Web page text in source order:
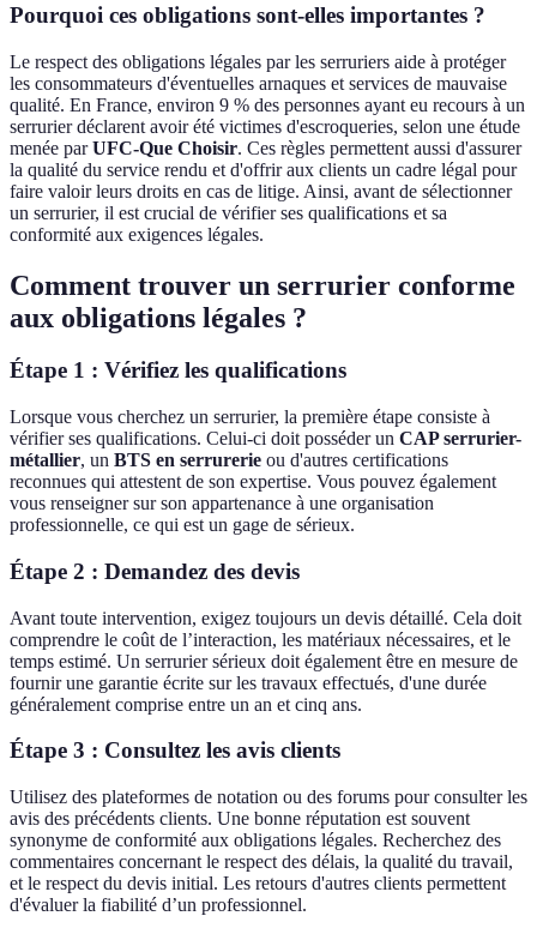
Pourquoi ces obligations sont-elles importantes ?
Le respect des obligations légales par les serruriers aide à protéger
les consommateurs d'éventuelles arnaques et services de mauvaise
qualité. En France, environ 9 % des personnes ayant eu recours à un
serrurier déclarent avoir été victimes d'escroqueries, selon une étude
menée parUFC-Que Choisir. Ces règles permettent aussi d'assurer
la qualité du service rendu et d'offrir aux clients un cadre légal pour
faire valoir leurs droits en cas de litige. Ainsi, avant de sélectionner
un serrurier, il est crucial de vérifier ses qualifications et sa
conformité aux exigences légales.
Comment trouver un serrurier conforme
aux obligations légales ?
Étape 1 : Vérifiez les qualifications
Lorsque vous cherchez un serrurier, la première étape consiste à
vérifier ses qualifications. Celui-ci doit posséder un CAP serrurier-
métallier, un BTS en serrurerie ou d'autres certifications
reconnues qui attestent de son expertise. Vous pouvez également
vous renseigner sur son appartenance à une organisation
professionnelle, ce qui est un gage de sérieux.
Étape 2 : Demandez des devis
Avant toute intervention, exigez toujours un devis détaillé. Cela doit
comprendre le coût de l’interaction, les matériaux nécessaires, et le
temps estimé. Un serrurier sérieux doit également être en mesure de
fournir une garantie écrite sur les travaux effectués, d'une durée
généralement comprise entre un an et cinq ans.
Étape 3 : Consultez les avis clients
Utilisez des plateformes de notation ou des forums pour consulter les
avis des précédents clients. Une bonne réputation est souvent
synonyme de conformité aux obligations légales. Recherchez des
commentaires concernant le respect des délais, la qualité du travail,
et le respect du devis initial. Les retours d'autres clients permettent
d'évaluer la fiabilité d’un professionnel.